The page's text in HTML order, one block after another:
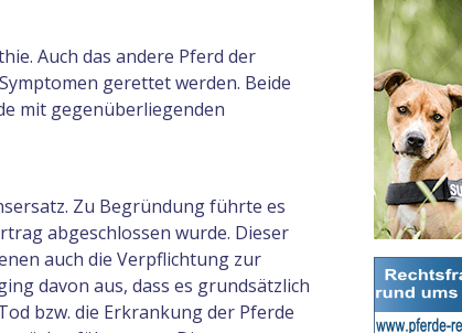
Auch das andere Pferd der
gerettet werden. Beide
mit gegenüberliegenden
Zu Begründung führte es
abgeschlossen wurde. Dieser
auch die Verpflichtung zur
davon aus, dass es grundsätzlich
bzw. die Erkrankung der Pferde